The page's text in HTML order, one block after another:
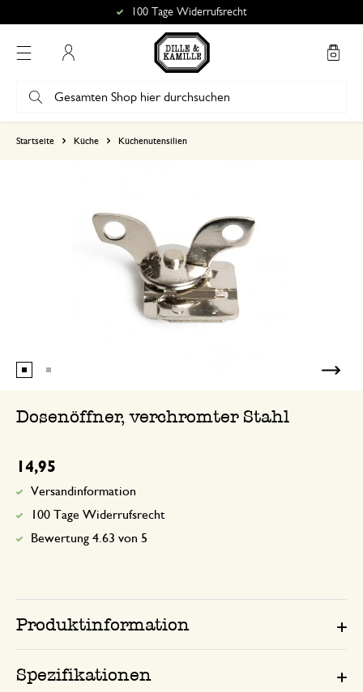
100 Tage Widerrufsrecht
Startseite Küche Küchenutensilien
Dosenöffner, verchromter Stahl
14,95
Versandinformation
100 Tage Widerrufsrecht
Bewertung 4.63 von 5
Produktinformation
Spezifikationen